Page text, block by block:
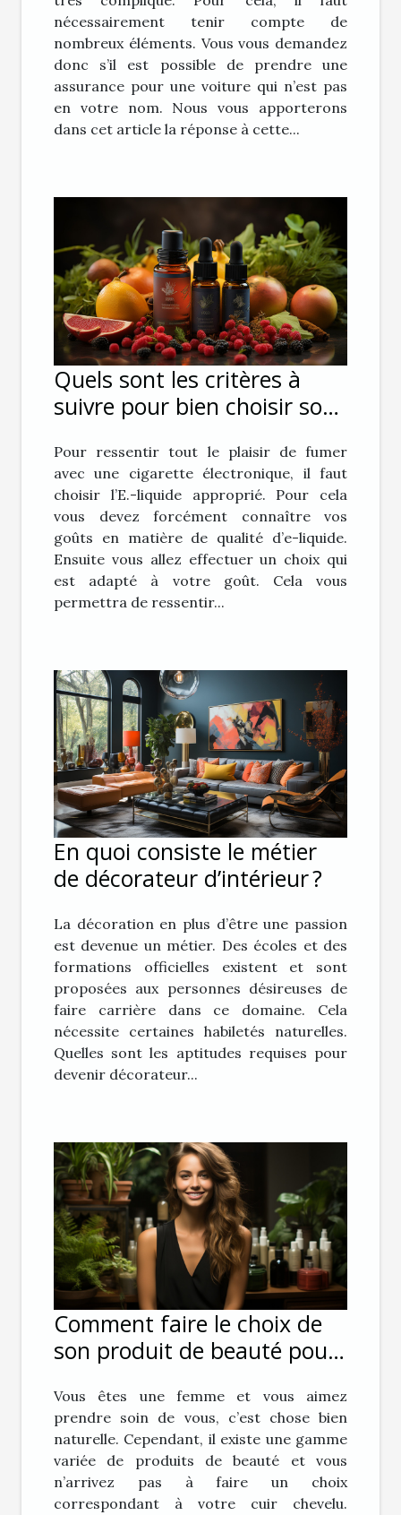
nécessairement tenir compte de
nombreux éléments. Vous vous demandez
donc s’il est possible de prendre une
assurance pour une voiture qui n’est pas
en votre nom. Nous vous apporterons
dans cet article la réponse à cette...
Quels sont les critères à
suivre pour bien choisir son
électronique ?
Pour ressentir tout le plaisir de fumer
avec une cigarette électronique, il faut
choisir l’E.-liquide approprié. Pour cela
vous devez forcément connaître vos
goûts en matière de qualité d’e-liquide.
Ensuite vous allez effectuer un choix qui
est adapté à votre goût. Cela vous
permettra de ressentir...
En quoi consiste le métier
de décorateur d’intérieur ?
La décoration en plus d’être une passion
est devenue un métier. Des écoles et des
formations officielles existent et sont
proposées aux personnes désireuses de
faire carrière dans ce domaine. Cela
nécessite certaines habiletés naturelles.
Quelles sont les aptitudes requises pour
devenir décorateur...
Comment faire le choix de
son produit de beauté pour
Vous êtes une femme et vous aimez
prendre soin de vous, c’est chose bien
naturelle. Cependant, il existe une gamme
variée de produits de beauté et vous
n’arrivez pas à faire un choix
correspondant à votre cuir chevelu.